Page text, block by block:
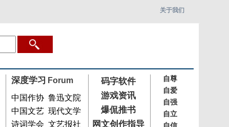
关于我们
深度学习 Forum
中国作协 鲁迅文院
中国文艺 现代文学
诗词学会 文艺报社
码字软件
游戏资讯
爆侃推书
网文创作指导
自尊
自爱
自强
自立